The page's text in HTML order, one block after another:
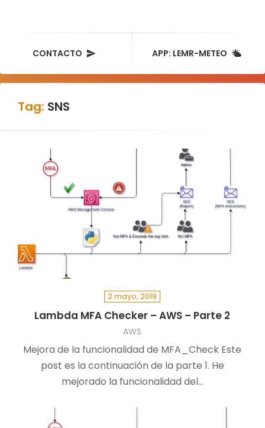
CONTACTO APP: LEMR-METEO
Tag: SNS
2 mayo, 2019
Lambda MFA Checker – AWS – Parte 2
AWS
Mejora de la funcionalidad de MFA_Check ￼Este
post es la continuación de la parte 1. He
mejorado la funcionalidad del…